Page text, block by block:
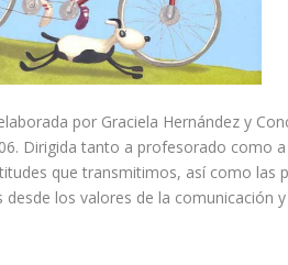
por Graciela Hernández y
Dirigida tanto a profesorado como
que transmitimos, así como las
los valores de la comunicación